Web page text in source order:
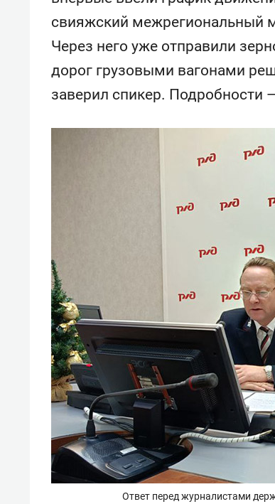
свияжский межрегиональный
Через него уже отправили
дорог грузовыми вагонами
заверил спикер. Подробности
Ответ перед журналистами